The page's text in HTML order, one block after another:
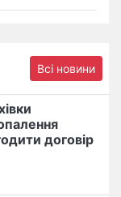
Всі новини
договір